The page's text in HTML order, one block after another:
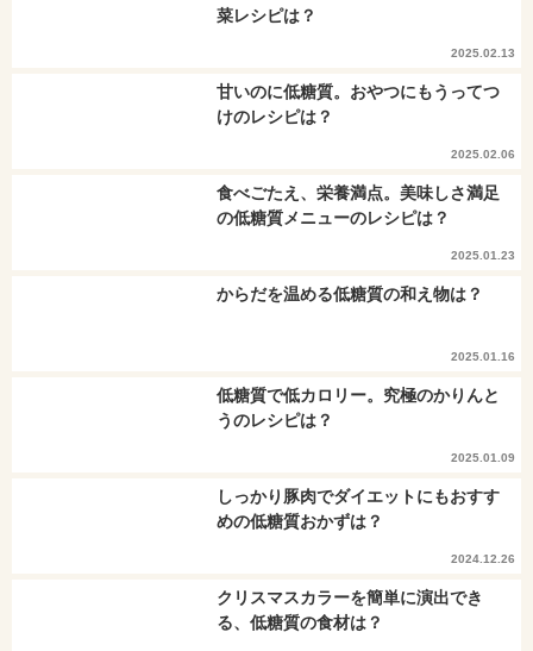
菜レシピは？
2025.02.13
甘いのに低糖質。おやつにもうってつ
けのレシピは？
2025.02.06
食べごたえ、栄養満点。美味しさ満足
の低糖質メニューのレシピは？
2025.01.23
からだを温める低糖質の和え物は？
2025.01.16
低糖質で低カロリー。究極のかりんと
うのレシピは？
2025.01.09
しっかり豚肉でダイエットにもおすす
めの低糖質おかずは？
2024.12.26
クリスマスカラーを簡単に演出でき
る、低糖質の食材は？